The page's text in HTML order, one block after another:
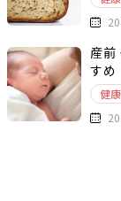
産前
すめ
健